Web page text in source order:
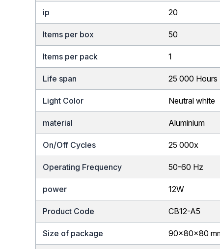
ip 20
Items per box 50
Items per pack 1
Life span 25 000 Hours
Light Color Neutral white
material Aluminium
On/Off Cycles 25 000x
Operating Frequency 50-60 Hz
power 12W
Product Code CB12-A5
Size of package 90x80x80